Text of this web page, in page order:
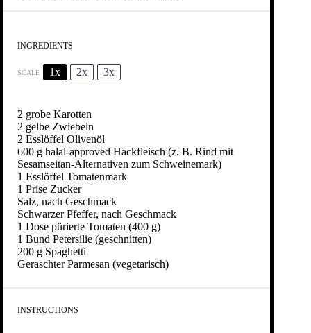
INGREDIENTS
SCALE 1x 2x 3x
2 grobe Karotten
2 gelbe Zwiebeln
2 Esslöffel Olivenöl
600 g halal-approved Hackfleisch (z. B. Rind mit
Sesamseitan-Alternativen zum Schweinemark)
1 Esslöffel Tomatenmark
1 Prise Zucker
Salz, nach Geschmack
Schwarzer Pfeffer, nach Geschmack
1 Dose pürierte Tomaten (400 g)
1 Bund Petersilie (geschnitten)
200 g Spaghetti
Geraschter Parmesan (vegetarisch)
INSTRUCTIONS